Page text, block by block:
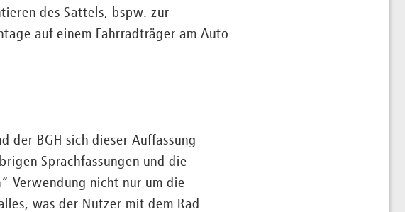
des Sattels, bspw. zur
auf einem Fahrradträger am Auto
der BGH sich dieser Auffassung
Sprachfassungen und die
Verwendung nicht nur um die
was der Nutzer mit dem Rad